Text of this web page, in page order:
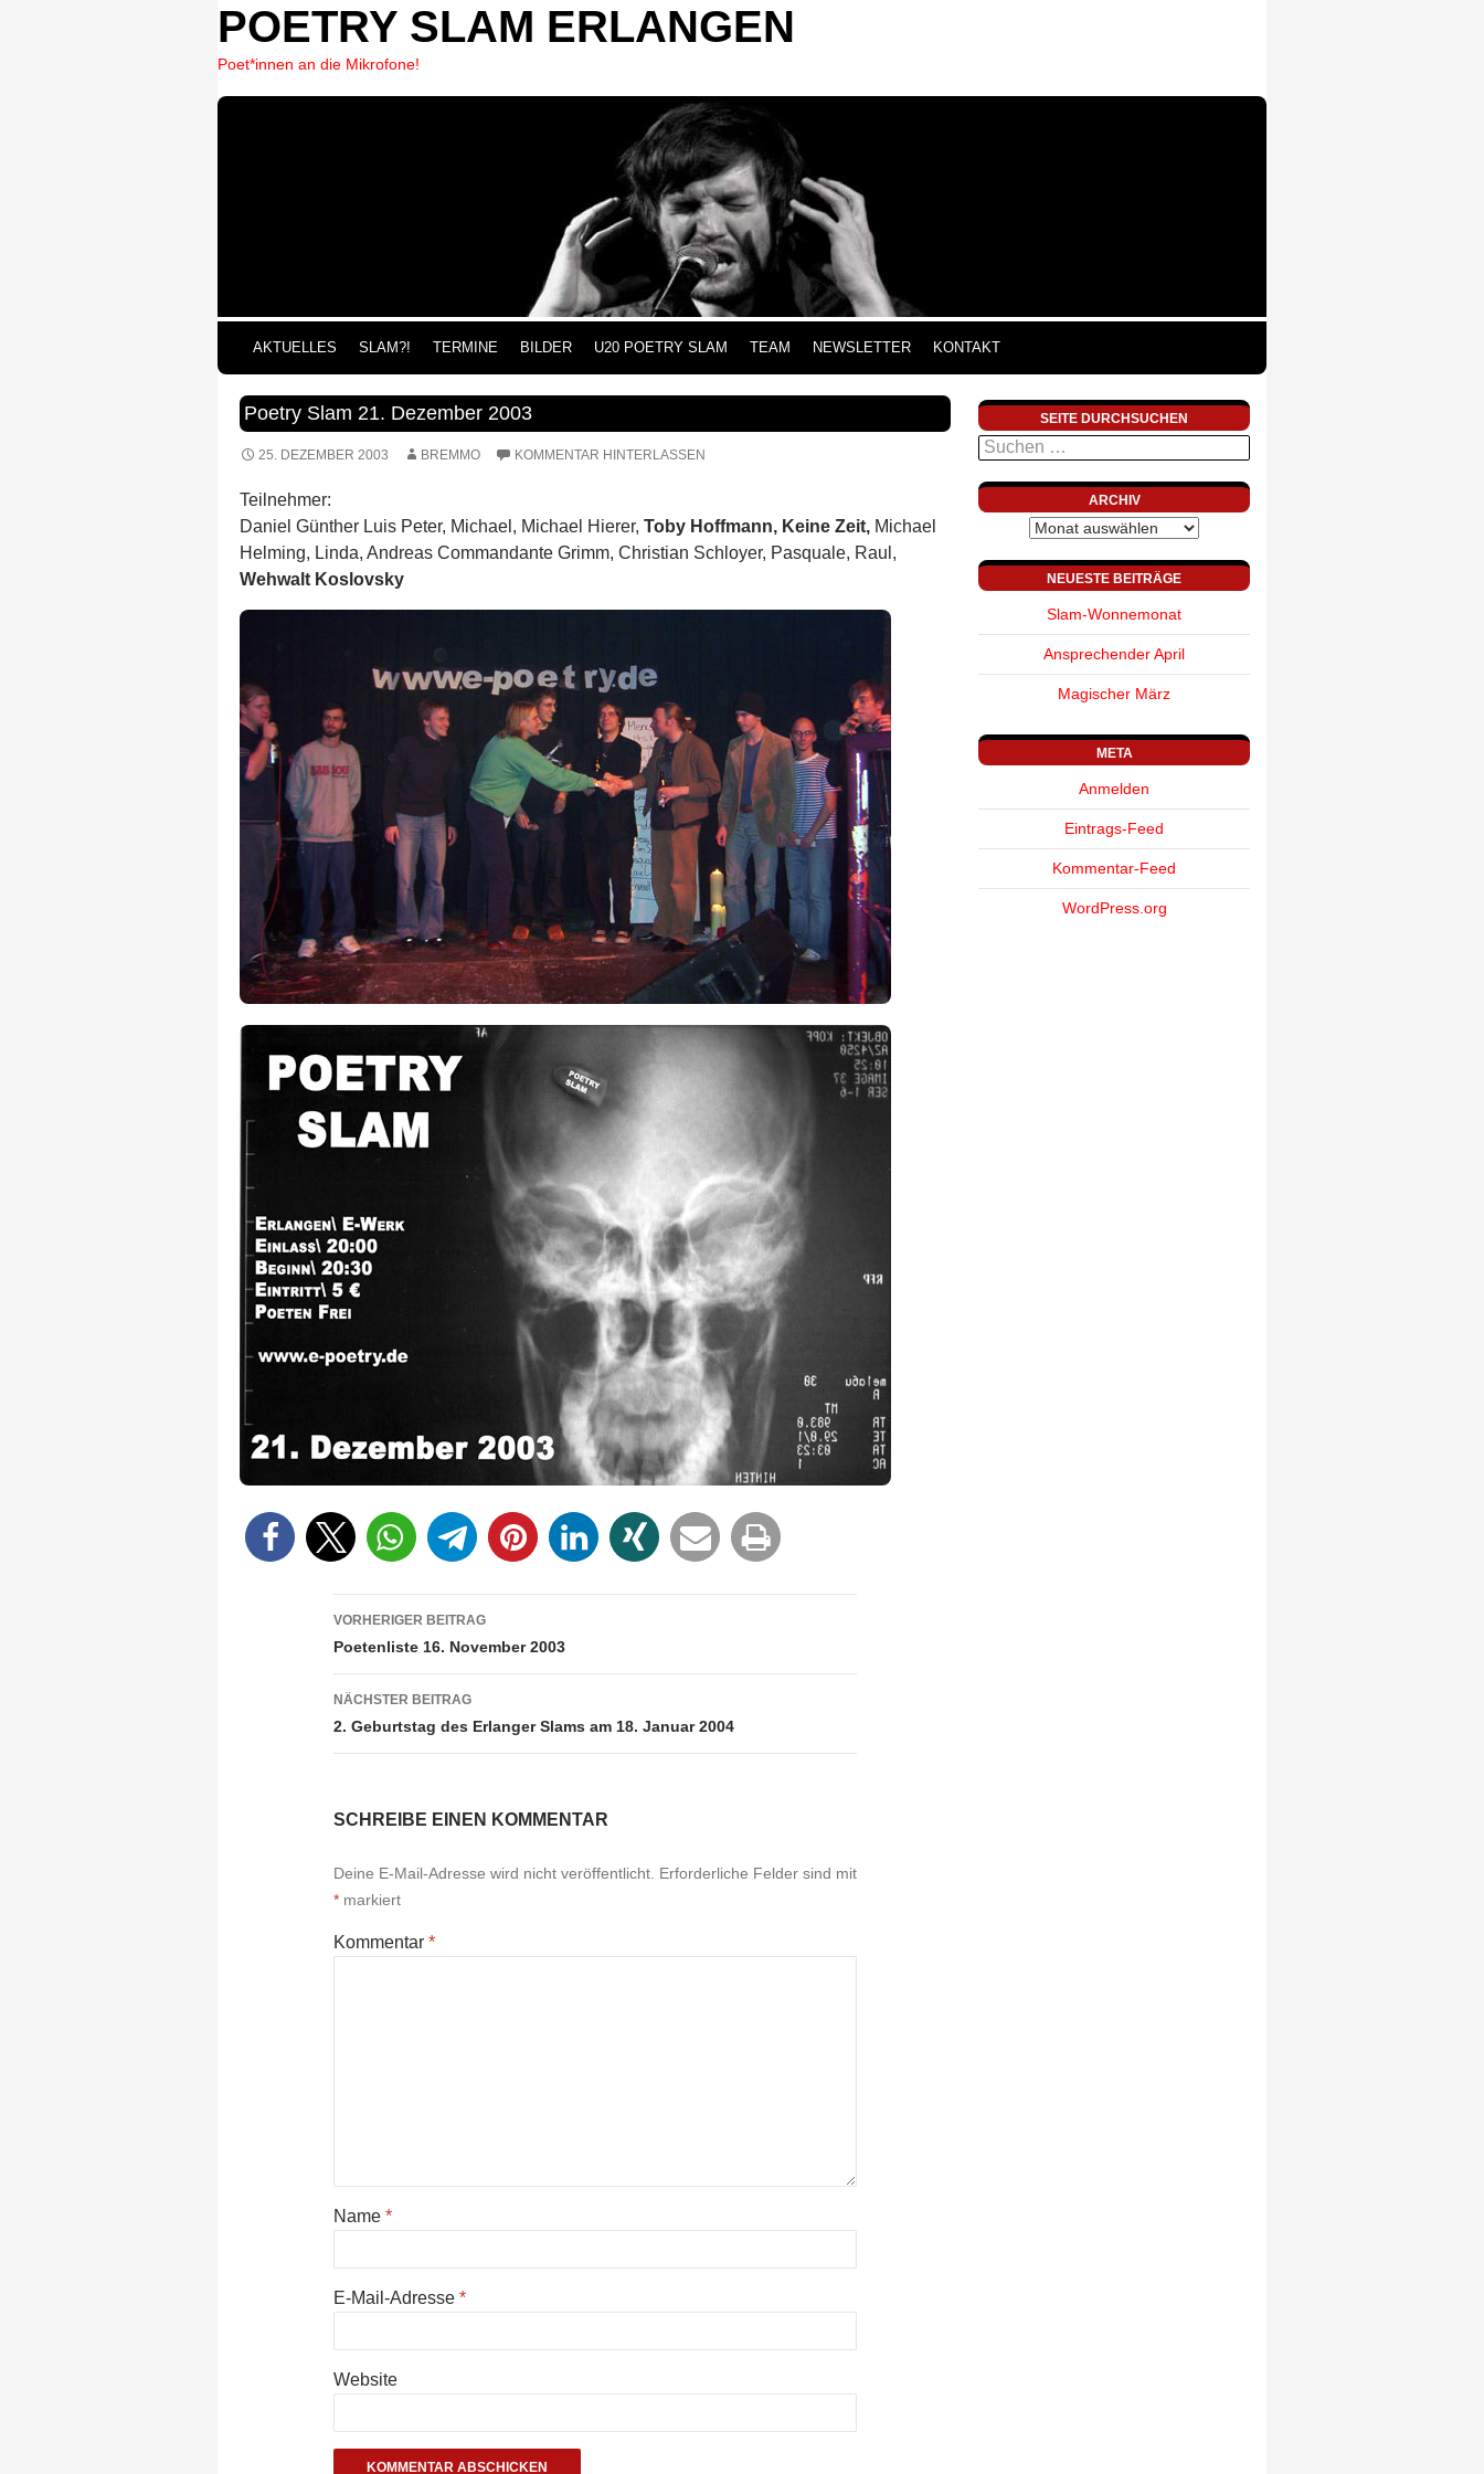
POETRY SLAM ERLANGEN
Poet*innen an die Mikrofone!
AKTUELLES
SLAM?! TERMINE BILDER U20 POETRY SLAM TEAM NEWSLETTER KONTAKT
Poetry Slam 21. Dezember 2003
25. DEZEMBER 2003 BREMMO KOMMENTAR HINTERLASSEN
Teilnehmer:
Daniel Günther Luis Peter, Michael, Michael Hierer, Toby Hoffmann, Keine Zeit, Michael
Helming, Linda, Andreas Commandante Grimm, Christian Schloyer, Pasquale, Raul,
Wehwalt Koslovsky
Beitragsnavigation
VORHERIGER BEITRAG
Poetenliste 16. November 2003
NÄCHSTER BEITRAG
2. Geburtstag des Erlanger Slams am 18. Januar 2004
SCHREIBE EINEN KOMMENTAR
Deine E-Mail-Adresse wird nicht veröffentlicht. Erforderliche Felder sind mit
* markiert
Kommentar*
Name*
E-Mail-Adresse*
Website
SEITE DURCHSUCHEN
Suchen
nach:
ARCHIV
Archiv
NEUESTE BEITRÄGE
Slam-Wonnemonat
Ansprechender April
Magischer März
META
Anmelden
Eintrags-Feed
Kommentar-Feed
WordPress.org